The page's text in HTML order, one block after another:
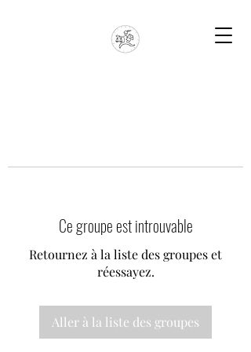
Ce groupe est introuvable
Retournez à la liste des groupes et
réessayez.
Aller à la liste des groupes